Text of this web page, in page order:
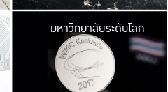
มหาวิ
เปลี่ยนแปลง แล
เพื่อทำง
ระบบสารสนเทศ
มหาวิทยาลัยระดับโลก